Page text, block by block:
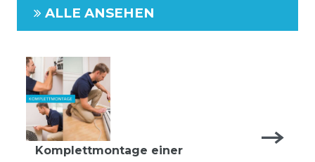
ALLE ANSEHEN
Komplettmontage einer